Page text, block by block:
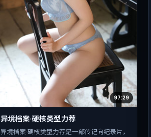
97:29
异境档案·硬核类型力荐
异境档案·硬核类型力荐是一部传记向纪录片，